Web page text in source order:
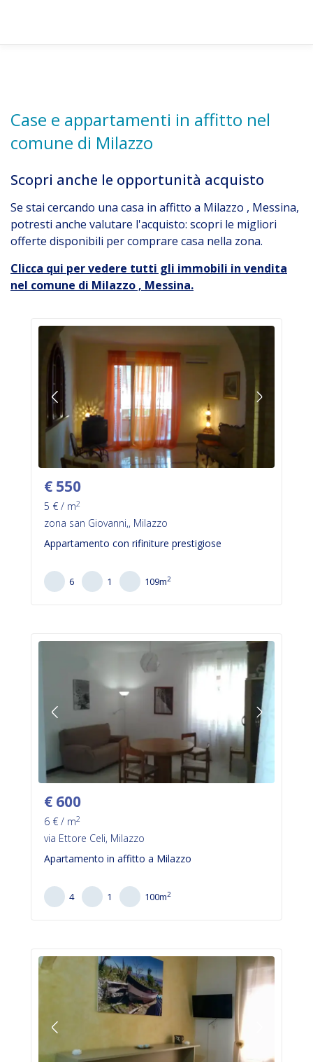
Case e appartamenti in affitto nel
comune di Milazzo
Scopri anche le opportunità acquisto
Se stai cercando una casa in affitto a Milazzo , Messina,
potresti anche valutare l'acquisto: scopri le migliori
offerte disponibili per comprare casa nella zona.
Clicca qui per vedere tutti gli immobili in vendita
nel comune di Milazzo , Messina.
€ 550
5 € / m2
zona san Giovanni,, Milazzo
Appartamento con rifiniture prestigiose
6 1 109m2
€ 600
6 € / m2
via Ettore Celi, Milazzo
Apartamento in affitto a Milazzo
4 1 100m2